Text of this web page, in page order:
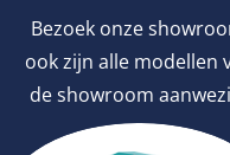
Bezoek onze
ook zijn alle modellen
de showroom
inhoud